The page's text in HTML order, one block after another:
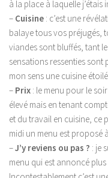
à la place à laquelle j’étais
– Cuisine : c’est une
balaye tous vos préjugés,
viandes sont bluffés, tant
sensations ressenties sont
mon sens une cuisine
– Prix : le menu pour le
élevé mais en tenant
et du travail en cuisine, ce
midi un menu est proposé
–J’y reviens ou pas ? : je
menu qui est annoncé